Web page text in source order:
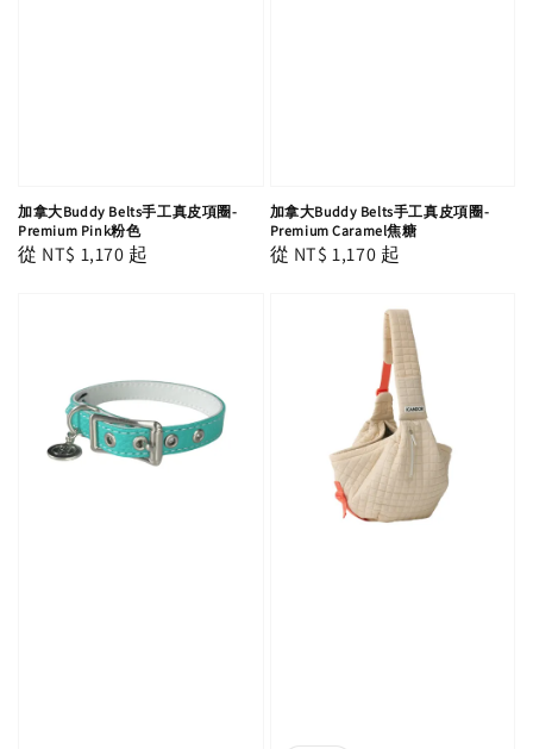
加拿大Buddy Belts手工真皮項圈-
Premium Pink粉色
Regular
從 NT$ 1,170 起
加拿大Buddy Belts手工真皮項圈-
Premium Caramel焦糖
Regular
從 NT$ 1,170 起